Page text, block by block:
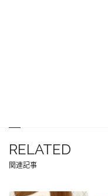
RELATED
関連記事